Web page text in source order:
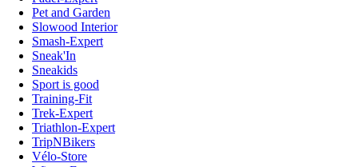
Pet and Garden
Slowood Interior
Smash-Expert
Sneak'In
Sneakids
Sport is good
Training-Fit
Trek-Expert
Triathlon-Expert
TripNBikers
Vélo-Store